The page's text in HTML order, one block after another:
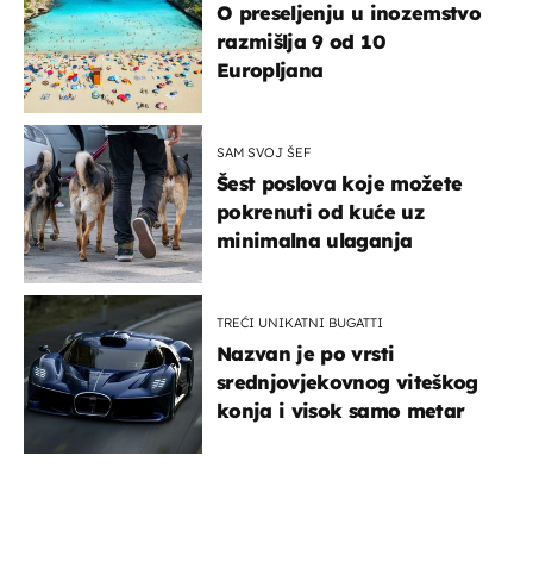
O preseljenju u inozemstvo
razmišlja 9 od 10
Europljana
SAM SVOJ ŠEF
Šest poslova koje možete
pokrenuti od kuće uz
minimalna ulaganja
TREĆI UNIKATNI BUGATTI
Nazvan je po vrsti
srednjovjekovnog viteškog
konja i visok samo metar